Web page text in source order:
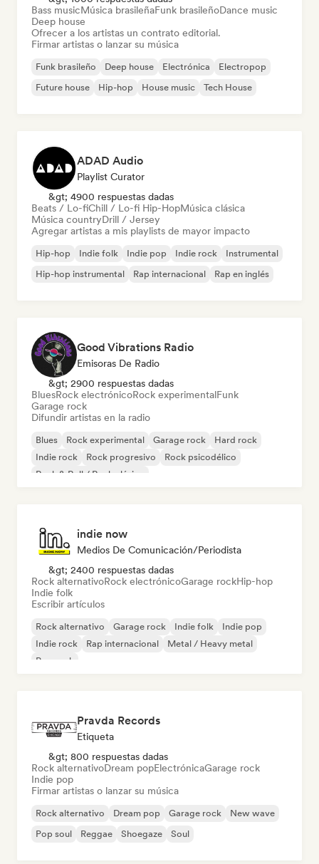
Bass musicMúsica brasileñaFunk brasileñoDance music
Deep house
Ofrecer a los artistas un contrato editorial.
Firmar artistas o lanzar su música
Funk brasileño Deep house Electrónica
Electropop
Future house
Hip-hop House music Tech House
ADAD Audio
Playlist Curator
&gt; 4900 respuestas dadas
Beats / Lo-fiChill / Lo-fi Hip-HopMúsica clásica
Música countryDrill / Jersey
Agregar artistas a mis playlists de mayor impacto
Hip-hop Indie folk Indie pop Indie rock
Instrumental
Hip-hop instrumental
Rap internacional Rap en inglés
Good Vibrations Radio
Emisoras De Radio
&gt; 2900 respuestas dadas
BluesRock electrónicoRock experimentalFunk
Garage rock
Difundir artistas en la radio
Blues Rock experimental Garage rock
Hard rock
Indie rock
Rock progresivo
Rock psicodélico
Rock & Roll / Rock clásico
indie now
Medios De Comunicación/Periodista
&gt; 2400 respuestas dadas
Rock alternativoRock electrónicoGarage rockHip-hop
Indie folk
Escribir artículos
Rock alternativo Garage rock Indie folk
Indie pop
Indie rock
Rap internacional
Metal / Heavy metal
Pop rock
Pravda Records
Etiqueta
&gt; 800 respuestas dadas
Rock alternativoDream popElectrónicaGarage rock
Indie pop
Firmar artistas o lanzar su música
Rock alternativo Dream pop Garage rock
New wave
Pop soul
Reggae Shoegaze Soul